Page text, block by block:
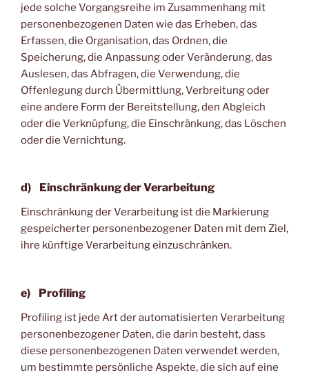
jede solche Vorgangsreihe im Zusammenhang mit
personenbezogenen Daten wie das Erheben, das
Erfassen, die Organisation, das Ordnen, die
Speicherung, die Anpassung oder Veränderung, das
Auslesen, das Abfragen, die Verwendung, die
Offenlegung durch Übermittlung, Verbreitung oder
eine andere Form der Bereitstellung, den Abgleich
oder die Verknüpfung, die Einschränkung, das Löschen
oder die Vernichtung.
d) Einschränkung der Verarbeitung
Einschränkung der Verarbeitung ist die Markierung
gespeicherter personenbezogener Daten mit dem Ziel,
ihre künftige Verarbeitung einzuschränken.
e) Profiling
Profiling ist jede Art der automatisierten Verarbeitung
personenbezogener Daten, die darin besteht, dass
diese personenbezogenen Daten verwendet werden,
um bestimmte persönliche Aspekte, die sich auf eine